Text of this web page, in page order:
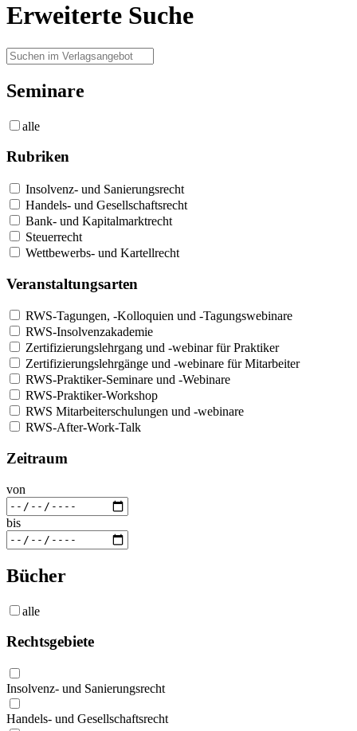
Erweiterte Suche
Seminare
alle
Rubriken
Insolvenz- und Sanierungsrecht
Handels- und Gesellschaftsrecht
Bank- und Kapitalmarktrecht
Steuerrecht
Wettbewerbs- und Kartellrecht
Veranstaltungsarten
RWS-Tagungen, -Kolloquien und -Tagungswebinare
RWS-Insolvenzakademie
Zertifizierungslehrgang und -webinar für Praktiker
Zertifizierungslehrgänge und -webinare für Mitarbeiter
RWS-Praktiker-Seminare und -Webinare
RWS-Praktiker-Workshop
RWS Mitarbeiterschulungen und -webinare
RWS-After-Work-Talk
Zeitraum
von
bis
Bücher
alle
Rechtsgebiete
Insolvenz- und Sanierungsrecht
Handels- und Gesellschaftsrecht